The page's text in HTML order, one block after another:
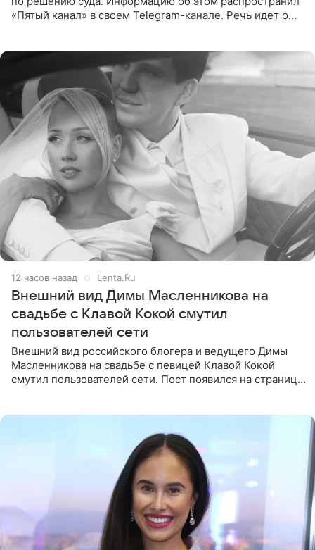
«Пятый канал» в своем Telegram-канале. Речь идет о
12 часов назад Lenta.Ru
Внешний вид Димы Масленникова на
свадьбе с Клавой Кокой смутил
пользователей сети
Внешний вид российского блогера и ведущего Димы
Масленникова на свадьбе с певицей Клавой Кокой
смутил пользователей сети. Пост появился на странице